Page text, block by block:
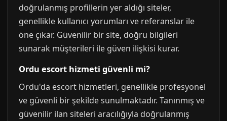
doğrulanmış profillerin yer aldığı siteler,
genellikle kullanıcı yorumları ve referanslar ile
öne çıkar. Güvenilir bir site, doğru bilgileri
sunarak müşterileri ile güven ilişkisi kurar.
Ordu escort hizmeti güvenli mi?
Ordu'da escort hizmetleri, genellikle profesyonel
ve güvenli bir şekilde sunulmaktadır. Tanınmış ve
güvenilir ilan siteleri aracılığıyla doğrulanmış